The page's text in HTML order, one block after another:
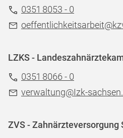
0351 8053 - 0
LZKS -
0351 8066 - 0
verwaltung@Izk-
ZVS - Zahnärzteversorgung